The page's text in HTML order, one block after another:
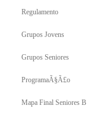
Regulamento
Grupos Jovens
Grupos Seniores
ProgramaÃ§Ã£o
Mapa Final Seniores B